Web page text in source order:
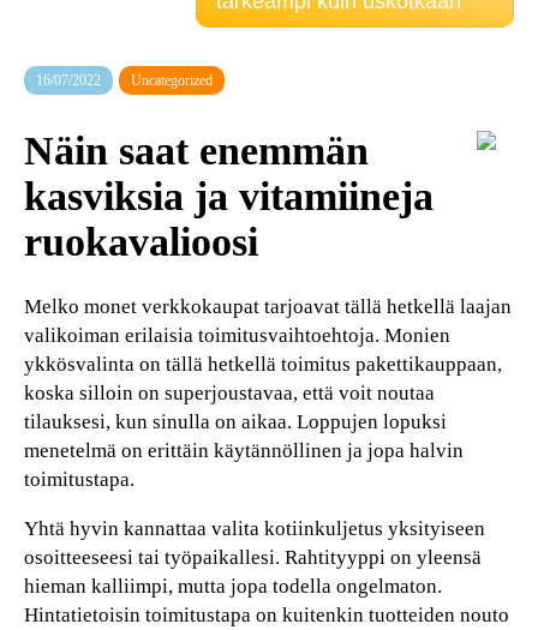
16/07/2022 Uncategorized
Näin saat enemmän
kasviksia ja vitamiineja
ruokavalioosi
Melko monet verkkokaupat tarjoavat tällä hetkellä laajan
valikoiman erilaisia toimitusvaihtoehtoja. Monien
ykkösvalinta on tällä hetkellä toimitus pakettikauppaan,
koska silloin on superjoustavaa, että voit noutaa
tilauksesi, kun sinulla on aikaa. Loppujen lopuksi
menetelmä on erittäin käytännöllinen ja jopa halvin
toimitustapa.
Yhtä hyvin kannattaa valita kotiinkuljetus yksityiseen
osoitteeseesi tai työpaikallesi. Rahtityyppi on yleensä
hieman kalliimpi, mutta jopa todella ongelmaton.
Hintatietoisin toimitustapa on kuitenkin tuotteiden nouto